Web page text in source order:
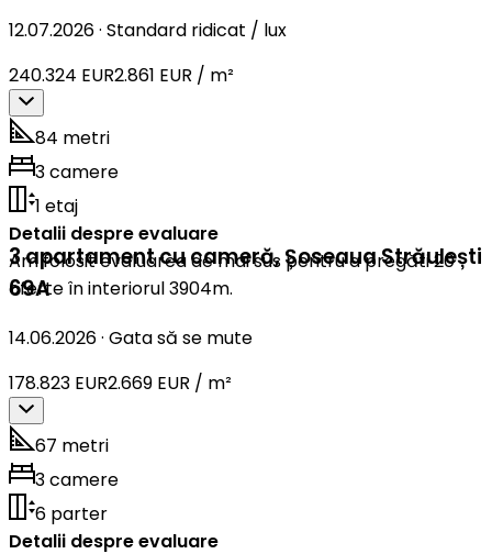
12.07.2026· Standard ridicat / lux
240.324 EUR2.861 EUR / m²
84 metri
3 camere
1 etaj
Detalii despre evaluare
Am folosit evaluarea de mai sus pentru a pregăti 20
oferte în interiorul 3904m.
3 apartament cu cameră,Șoseaua Străulești
69A
14.06.2026· Gata să se mute
178.823 EUR2.669 EUR / m²
67 metri
3 camere
6 parter
Detalii despre evaluare